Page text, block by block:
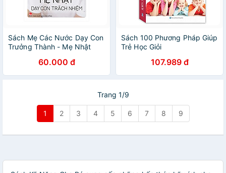
Sách Mẹ Các Nước Dạy Con
Trưởng Thành - Mẹ Nhật
Bản 2018)60.000 đ
Sách 100 Phương Pháp Giúp
Trẻ Học Giỏi
107.989 đ
Trang 1/9
1 2 3 4 5 6 7 8 9